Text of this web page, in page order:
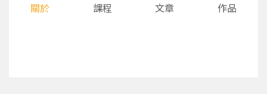
關於 課程 文章 作品